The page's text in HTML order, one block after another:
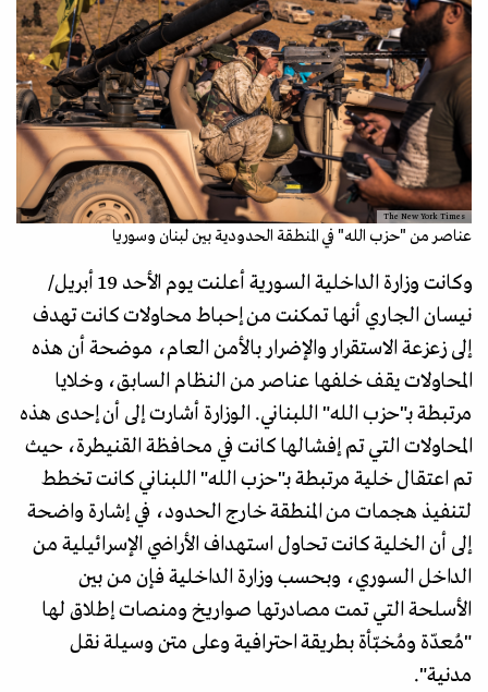
The New York Times
عناصر من "حزب الله" في المنطقة الحدودية بين لبنان وسوريا
وكانت وزارة الداخلية السورية أعلنت يوم الأحد 19 أبريل/
نيسان الجاري أنها تمكنت من إحباط محاولات كانت تهدف
إلى زعزعة الاستقرار والإضرار بالأمن العام، موضحة أن هذه
المحاولات يقف خلفها عناصر من النظام السابق، وخلايا
مرتبطة بـ"حزب الله" اللبناني. الوزارة أشارت إلى أن إحدى هذه
المحاولات التي تم إفشالها كانت في محافظة القنيطرة، حيث
تم اعتقال خلية مرتبطة بـ"حزب الله" اللبناني كانت تخطط
لتنفيذ هجمات من المنطقة خارج الحدود، في إشارة واضحة
إلى أن الخلية كانت تحاول استهداف الأراضي الإسرائيلية من
الداخل السوري، وبحسب وزارة الداخلية فإن من بين
الأسلحة التي تمت مصادرتها صواريخ ومنصات إطلاق لها
"مُعدّة ومُخبّأة بطريقة احترافية وعلى متن وسيلة نقل
مدنية".